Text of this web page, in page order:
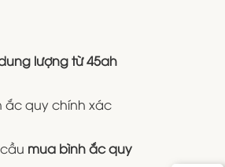
lượng từ 45ah
ắc quy chính xác
mua bình ắc quy